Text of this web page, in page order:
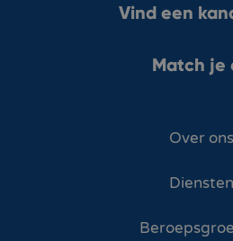
Vind een
Match je
Over ons
Diensten